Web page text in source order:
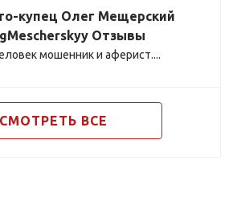
купец Олег Мещерский
Отзывы
мошенник и аферист....
СМОТРЕТЬ ВСЕ